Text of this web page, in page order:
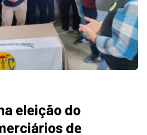
eleição do
de